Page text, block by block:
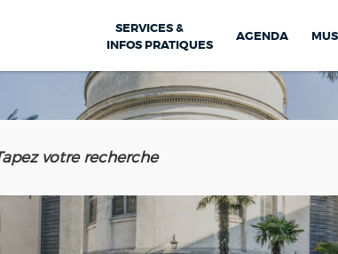
SERVICES &
INFOS PRATIQUES
AGENDA